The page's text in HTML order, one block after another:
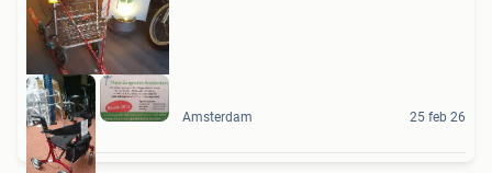
Amsterdam 25 feb 26